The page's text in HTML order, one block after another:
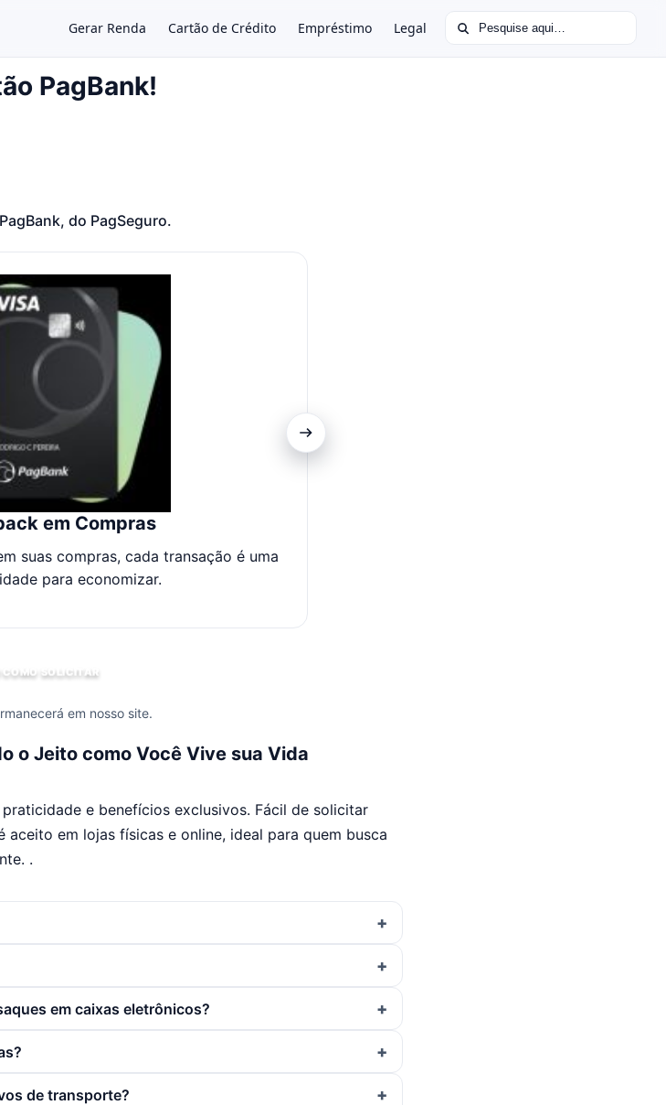
Gerar Renda Cartão de Crédito Empréstimo Legal Buscar por:
PagBank!
do PagSeguro.
em Compras
suas compras, cada transação é uma
para economizar.
COMO SOLICITAR
em nosso site.
o Jeito como Você Vive sua Vida
e benefícios exclusivos. Fácil de solicitar
em lojas físicas e online, ideal para quem busca
.
em caixas eletrônicos?
de transporte?